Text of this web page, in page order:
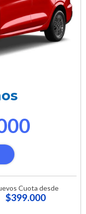
Cuota desde
$399.000